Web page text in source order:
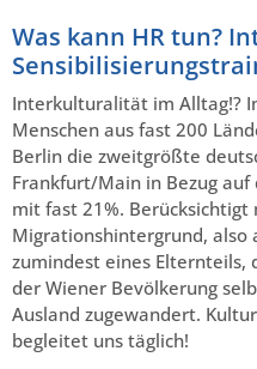
Was kann HR tun?
Interkulturalität im Alltag!?
Menschen aus fast 200
Berlin die zweitgrößte
Frankfurt/Main in Bezug
mit fast 21%.
Migrationshintergrund, also
zumindest eines Elternteils,
der Wiener Bevölkerung
Ausland zugewandert.
begleitet uns täglich!